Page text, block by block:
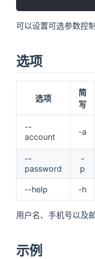
可以设置可选参数控
选项
选项
简
写
--
account
-a
--
password
-
p
--help -h
用户名、手机号以及
示例